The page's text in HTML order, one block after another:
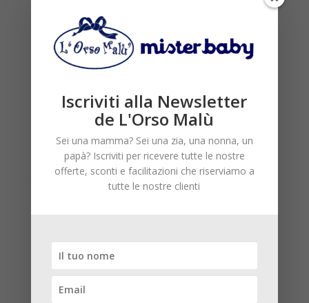
Piumino Save The Ducks beige
Il
Iscriviti alla Newsletter
de L'Orso Malù
Sei una mamma? Sei una zia, una nonna, un
papà? Iscriviti per ricevere tutte le nostre
offerte, sconti e facilitazioni che riserviamo a
tutte le nostre clienti